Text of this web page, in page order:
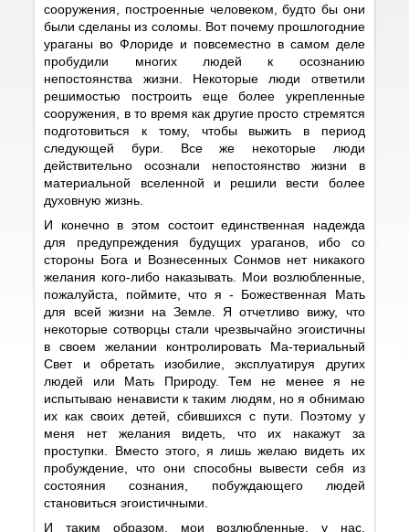
сооружения, построенные человеком, будто бы они
были сделаны из соломы. Вот почему прошлогодние
ураганы во Флориде и повсеместно в самом деле
пробудили многих людей к осознанию
непостоянства жизни. Некоторые люди ответили
решимостью построить еще более укрепленные
сооружения, в то время как другие просто стремятся
подготовиться к тому, чтобы выжить в период
следующей бури. Все же некоторые люди
действительно осознали непостоянство жизни в
материальной вселенной и решили вести более
духовную жизнь.
И конечно в этом состоит единственная надежда
для предупреждения будущих ураганов, ибо со
стороны Бога и Вознесенных Сонмов нет никакого
желания кого-либо наказывать. Мои возлюбленные,
пожалуйста, поймите, что я - Божественная Мать
для всей жизни на Земле. Я отчетливо вижу, что
некоторые сотворцы стали чрезвычайно эгоистичны
в своем желании контролировать Ма-териальный
Свет и обретать изобилие, эксплуатируя других
людей или Мать Природу. Тем не менее я не
испытываю ненависти к таким людям, но я обнимаю
их как своих детей, сбившихся с пути. Поэтому у
меня нет желания видеть, что их накажут за
проступки. Вместо этого, я лишь желаю видеть их
пробуждение, что они способны вывести себя из
состояния сознания, побуждающего людей
становиться эгоистичными.
И таким образом, мои возлюбленные, у нас,